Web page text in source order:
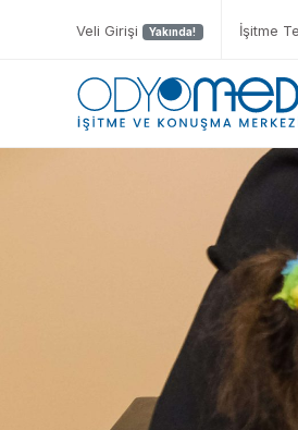
Veli Girişi Yakında! İşitme